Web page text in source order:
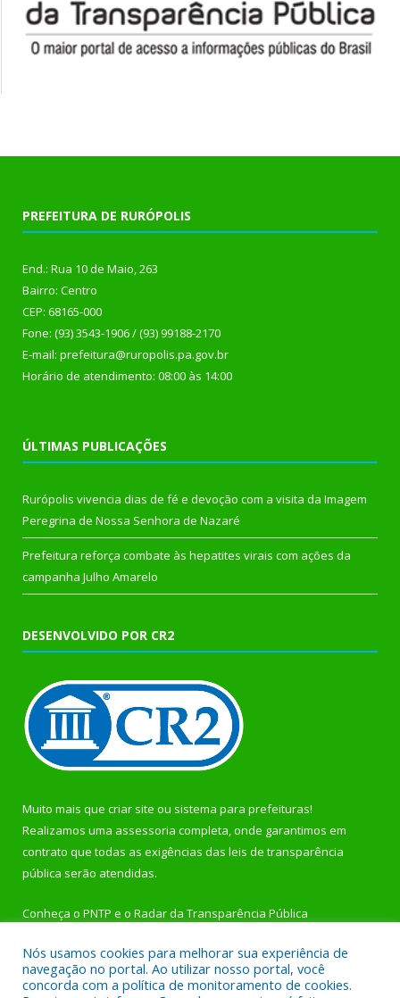
PREFEITURA DE RURÓPOLIS
End.: Rua 10 de Maio, 263
Bairro: Centro
CEP: 68165-000
Fone: (93) 3543-1906 / (93) 99188-2170
E-mail: prefeitura@ruropolis.pa.gov.br
Horário de atendimento: 08:00 às 14:00
ÚLTIMAS PUBLICAÇÕES
Rurópolis vivencia dias de fé e devoção com a visita da Imagem
Peregrina de Nossa Senhora de Nazaré
Prefeitura reforça combate às hepatites virais com ações da
campanha Julho Amarelo
DESENVOLVIDO POR CR2
Muito mais que criar site ou sistema para prefeituras!
Realizamos uma assessoria completa, onde garantimos em
contrato que todas as exigências das leis de transparência
pública serão atendidas.
Conheça o PNTP e o Radar da Transparência Pública
Nós usamos cookies para melhorar sua experiência de
navegação no portal. Ao utilizar nosso portal, você
concorda com a política de monitoramento de cookies.